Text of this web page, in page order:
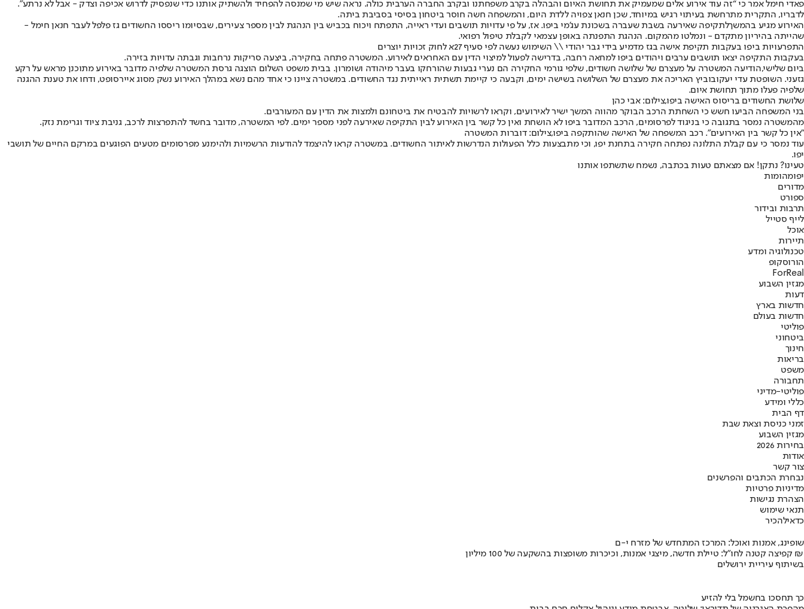
פאדי חימל אמר כי “זה עוד אירוע אלים שמעמיק את תחושת האיום והבהלה בקרב משפחתנו ובקרב החברה הערבית כולה. נראה שיש מי שמנסה להפחיד ולהשתיק אותנו כדי שנפסיק לדרוש אכיפה וצדק - אבל לא נרתע”.
לדבריו, התקרית מתרחשת בעיתוי רגיש במיוחד, שכן חנאן צפויה ללדת היום, והמשפחה חשה חוסר ביטחון בסיסי בסביבת ביתה.
האירוע מגיע בהמשךלתקיפה שאירעה בשבת שעברה בשכונת עג’מי ביפו. אז, על פי עדויות תושבים ועדי ראייה, התפתח ויכוח בכביש בין הנהגת לבין מספר צעירים, שבסיומו ריססו החשודים גז פלפל לעבר חנאן חימל -
שהייתה בהיריון מתקדם - ונמלטו מהמקום. הנהגת התפנתה באופן עצמאי לקבלת טיפול רפואי.
התפרעויות ביפו בעקבות תקיפת אישה בגז מדמיע בידי גבר יהודי \\ השימוש נעשה לפי סעיף 27א לחוק זכויות יוצרים
בעקבות התקיפה יצאו תושבים ערבים ויהודים ביפו למחאה רחבה, בדרישה לפעול למיצוי הדין עם האחראים לאירוע. המשטרה פתחה בחקירה, ביצעה סריקות נרחבות וגבתה עדויות בזירה.
ביום שלישי,הודיעה המשטרה על מעצרם של שלושה חשודים, שלפי גורמי החקירה הם נערי גבעות שהורחקו בעבר מיהודה ושומרון. בבית משפט השלום הוצגה גרסת המשטרה שלפיה מדובר באירוע מתוכנן מראש על רקע
גזעני. השופטת עדי יעקובוביץ האריכה את מעצרם של השלושה בשישה ימים, וקבעה כי קיימת תשתית ראייתית נגד החשודים. במשטרה ציינו כי אחד מהם נשא במהלך האירוע נשק מסוג איירסופט, ודחו את טענת ההגנה
שלפיה פעלו מתוך תחושת איום.
שלושת החשודים בריסוס האישה ביפו,צילום: אבי כהן
בני המשפחה הביעו חשש כי השחתת הרכב הבוקר מהווה המשך ישיר לאירועים, וקראו לרשויות להבטיח את ביטחונם ולמצות את הדין עם המעורבים.
מהמשטרה נמסר בתגובה כי בניגוד לפרסומים, הרכב המדובר ביפו לא הושחת ואין כל קשר בין האירוע לבין התקיפה שאירעה לפני מספר ימים. לפי המשטרה, מדובר בחשד להתפרצות לרכב, גניבת ציוד וגרימת נזק.
"אין כל קשר בין האירועים". רכב המשפחה של האישה שהותקפה ביפו,צילום: דוברות המשטרה
עוד נמסר כי עם קבלת התלונה נפתחה חקירה בתחנת יפו, וכי מתבצעות כלל הפעולות הנדרשות לאיתור החשודים. במשטרה קראו להיצמד להודעות הרשמיות ולהימנע מפרסומים מטעים הפוגעים במרקם החיים של תושבי
יפו.
טעינו? נתקן! אם מצאתם טעות בכתבה, נשמח שתשתפו אותנו
יפומהומות
מדורים
ספורט
תרבות ובידור
לייף סטייל
אוכל
תיירות
טכנולוגיה ומדע
הורוסקופ
ForReal
מגזין השבוע
דעות
חדשות בארץ
חדשות בעולם
פוליטי
ביטחוני
חינוך
בריאות
משפט
תחבורה
פוליטי-מדיני
כללי ומידע
דף הבית
זמני כניסת וצאת שבת
מגזין השבוע
בחירות 2026
אודות
צור קשר
נבחרת הכתבים והפרשנים
מדיניות פרטיות
הצהרת נגישות
תנאי שימוש
כדאילהכיר
שופינג, אמנות ואוכל: המרכז המתחדש של מזרח י-ם
קפיצה קטנה לחו"ל: טיילת חדשה, מיצגי אמנות, וכיכרות משופצות בהשקעה של 100 מיליון ₪
בשיתוף עיריית ירושלים
כך תחסכו בחשמל בלי להזיע